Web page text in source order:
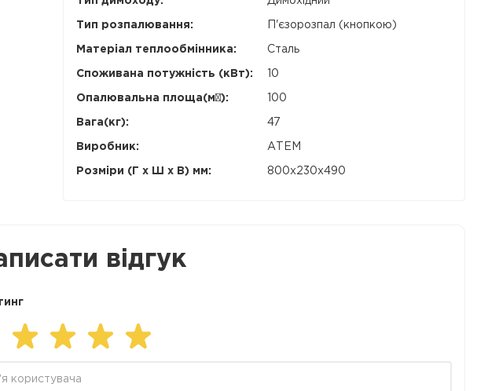
Тип розпалювання: П'єзорозпал (кнопкою)
Матеріал теплообмінника: Сталь
Споживана потужність (кВт): 10
Опалювальна площа(м²): 100
Вага(кг): 47
Виробник: АТЕМ
Розміри (Г x Ш x В) мм: 800х230х490
відгук